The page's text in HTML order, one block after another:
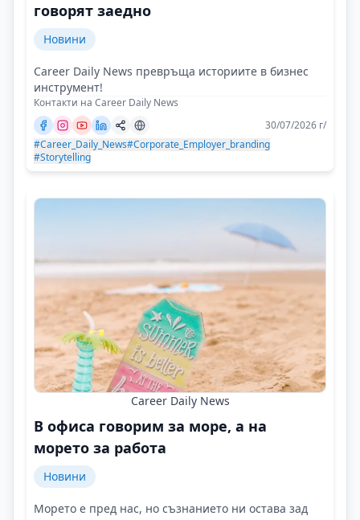
говорят заедно
Новини
Career Daily News превръща историите в бизнес
инструмент!
Контакти на Career Daily News
30/07/2026 г/
#Career_Daily_News#Corporate_Employer_branding
#Storytelling
Career Daily News
В офиса говорим за море, а на
морето за работа
Новини
Морето е пред нас, но съзнанието ни остава зад